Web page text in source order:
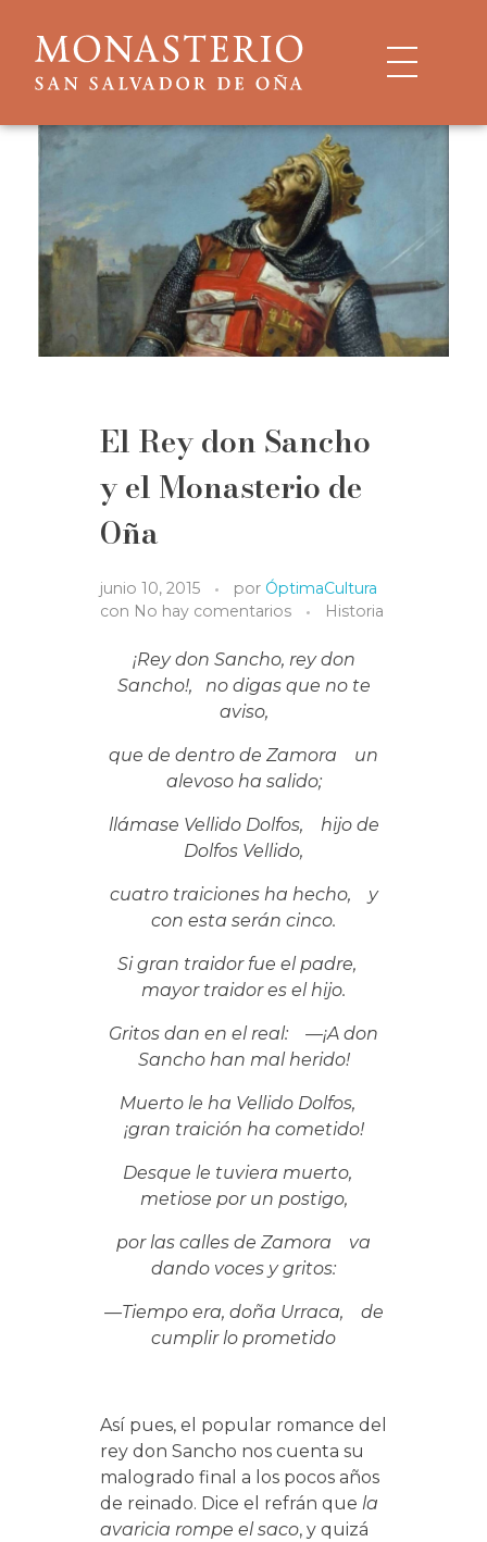
El Rey don Sancho
y el Monasterio de
Oña
junio 10, 2015 por ÓptimaCultura
con No hay comentarios Historia
¡Rey don Sancho, rey don
Sancho!, no digas que no te
aviso,
que de dentro de Zamora un
alevoso ha salido;
llámase Vellido Dolfos, hijo de
Dolfos Vellido,
cuatro traiciones ha hecho, y
con esta serán cinco.
Si gran traidor fue el padre,
mayor traidor es el hijo.
Gritos dan en el real: —¡A don
Sancho han mal herido!
Muerto le ha Vellido Dolfos,
¡gran traición ha cometido!
Desque le tuviera muerto,
metiose por un postigo,
por las calles de Zamora va
dando voces y gritos:
—Tiempo era, doña Urraca, de
cumplir lo prometido
Así pues, el popular romance del
rey don Sancho nos cuenta su
malogrado final a los pocos años
de reinado. Dice el refrán que la
avaricia rompe el saco, y quizá